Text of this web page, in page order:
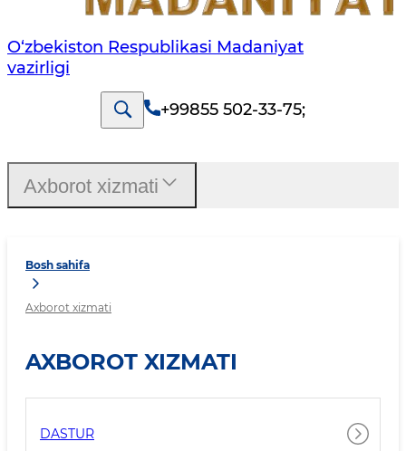
O‘zbekiston Respublikasi Madaniyat
vazirligi
+99855 502-33-75;
Bosh sahifa
Axborot xizmati
AXBOROT XIZMATI
DASTUR
Axborot xizmati